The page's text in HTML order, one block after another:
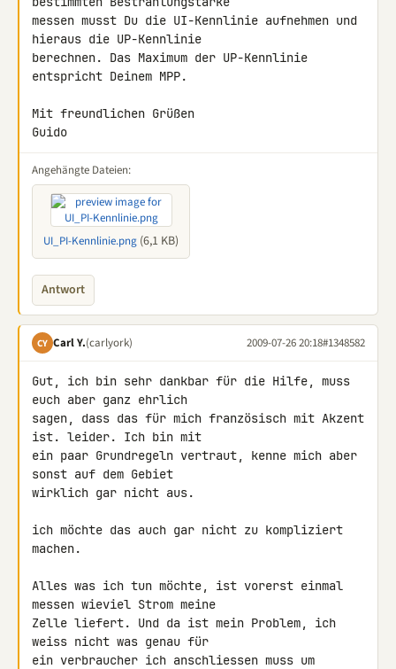
messen musst Du die UI-Kennlinie aufnehmen und
hieraus die UP-Kennlinie
berechnen. Das Maximum der UP-Kennlinie
entspricht Deinem MPP.
Mit freundlichen Grüßen
Guido
Angehängte Dateien:
UI_PI-Kennlinie.png (6,1 KB)
Antwort
CY Carl Y.(carlyork) 2009-07-26 20:18#1348582
Gut, ich bin sehr dankbar für die Hilfe, muss
euch aber ganz ehrlich
sagen, dass das für mich französisch mit Akzent
ist. leider. Ich bin mit
ein paar Grundregeln vertraut, kenne mich aber
sonst auf dem Gebiet
wirklich gar nicht aus.
ich möchte das auch gar nicht zu kompliziert
machen.
Alles was ich tun möchte, ist vorerst einmal
messen wieviel Strom meine
Zelle liefert. Und da ist mein Problem, ich
weiss nicht was genau für
ein verbraucher ich anschliessen muss um